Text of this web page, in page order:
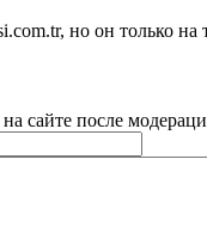
но он только
сайте после